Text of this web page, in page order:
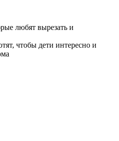
любят вырезать и
чтобы дети интересно и